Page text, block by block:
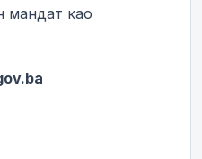
мандат као